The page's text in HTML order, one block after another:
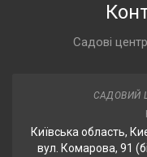
Садові
САДОВИЙ
Київська область,
вул. Комарова, 91